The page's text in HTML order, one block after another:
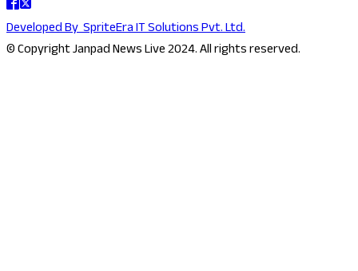
Developed BySpriteEra IT Solutions Pvt. Ltd.
© Copyright Janpad News Live 2024. All rights reserved.